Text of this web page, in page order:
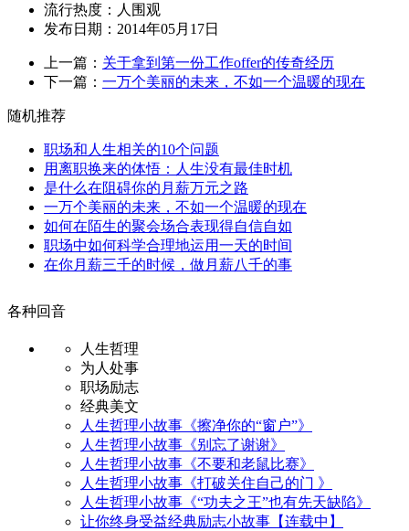
流行热度： 人围观
发布日期：2014年05月17日
上一篇： 关于拿到第一份工作offer的传奇经历
下一篇： 一万个美丽的未来，不如一个温暖的现在
随机推荐
职场和人生相关的10个问题
用离职换来的体悟：人生没有最佳时机
是什么在阻碍你的月薪万元之路
一万个美丽的未来，不如一个温暖的现在
如何在陌生的聚会场合表现得自信自如
职场中如何科学合理地运用一天的时间
在你月薪三千的时候，做月薪八千的事
各种回音
人生哲理
为人处事
职场励志
经典美文
人生哲理小故事《擦净你的“窗户”》
人生哲理小故事《别忘了谢谢》
人生哲理小故事《不要和老鼠比赛》
人生哲理小故事《打破关住自己的门 》
人生哲理小故事《“功夫之王”也有先天缺陷》
让你终身受益经典励志小故事【连载中】